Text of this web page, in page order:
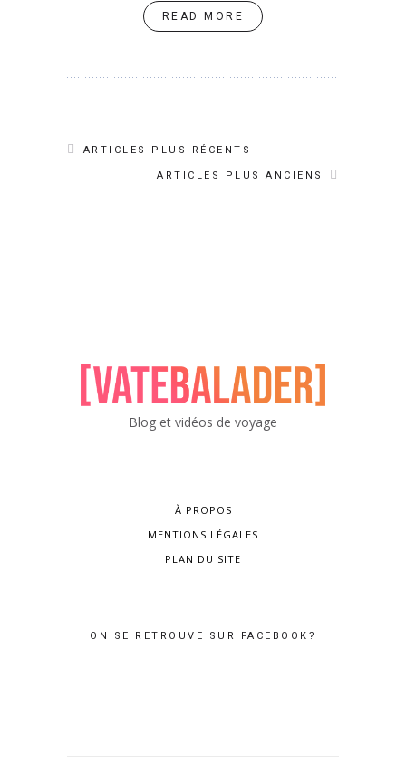
READ MORE
ARTICLES PLUS RÉCENTS
ARTICLES PLUS ANCIENS
Blog et vidéos de voyage
À PROPOS
MENTIONS LÉGALES
PLAN DU SITE
ON SE RETROUVE SUR FACEBOOK?